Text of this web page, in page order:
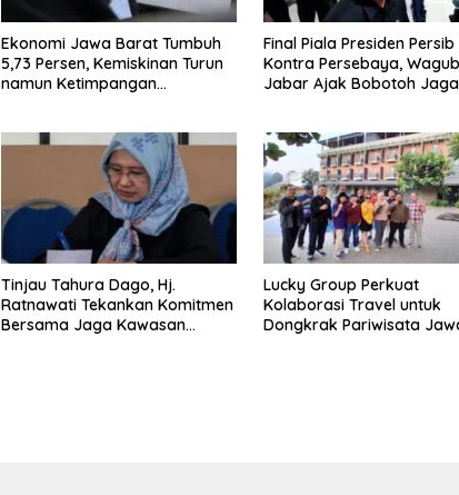
Ekonomi Jawa Barat Tumbuh
5,73 Persen, Kemiskinan Turun
namun Ketimpangan
Final Piala Presiden Persib
Kontra Persebaya, Wagub
Jabar Ajak Bobotoh Jaga
Tinjau Tahura Dago, Hj.
Ratnawati Tekankan Komitmen
Bersama Jaga Kawasan
Lucky Group Perkuat
Kolaborasi Travel untuk
Dongkrak Pariwisata